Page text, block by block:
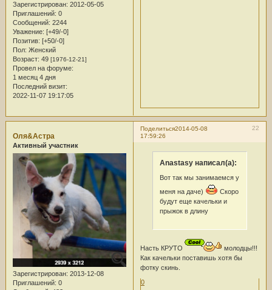
Зарегистрирован: 2012-05-05
Приглашений: 0
Сообщений: 2244
Уважение: [+49/-0]
Позитив: [+50/-0]
Пол: Женский
Возраст: 49 [1976-12-21]
Провел на форуме:
1 месяц 4 дня
Последний визит:
2022-11-07 19:17:05
Поделиться 22
2014-05-08
17:59:26
Оля&Астра
Активный участник
Зарегистрирован: 2013-12-08
Приглашений: 0
Anastasy написал(а):
Вот так мы занимаемся у
меня на даче)
Скоро
будут еще качельки и
прыжок в длину
Насть КРУТО
молодцы!!!
Как качельки поставишь хотя бы
фотку скинь.
0